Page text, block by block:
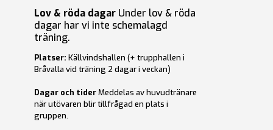
Lov & röda dagarUnder lov & röda
dagar har vi inte schemalagd
träning.
Platser: Källvindshallen (+ trupphallen i
Bråvalla vid träning 2 dagar i veckan)
Dagar och tiderMeddelas av huvudtränare
när utövaren blir tillfrågad en plats i
gruppen.